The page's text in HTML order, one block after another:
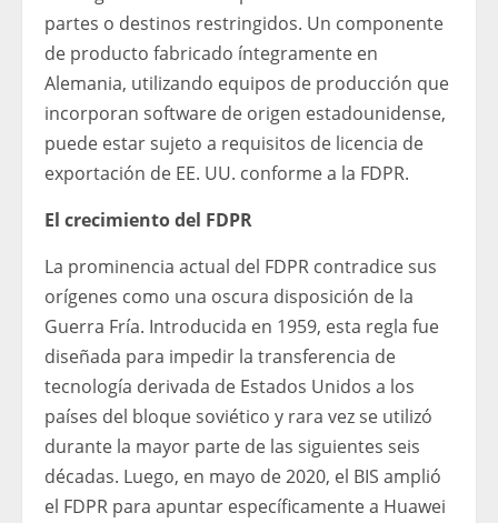
partes o destinos restringidos. Un componente
de producto fabricado íntegramente en
Alemania, utilizando equipos de producción que
incorporan software de origen estadounidense,
puede estar sujeto a requisitos de licencia de
exportación de EE. UU. conforme a la FDPR.
El crecimiento del FDPR
La prominencia actual del FDPR contradice sus
orígenes como una oscura disposición de la
Guerra Fría. Introducida en 1959, esta regla fue
diseñada para impedir la transferencia de
tecnología derivada de Estados Unidos a los
países del bloque soviético y rara vez se utilizó
durante la mayor parte de las siguientes seis
décadas. Luego, en mayo de 2020, el BIS amplió
el FDPR para apuntar específicamente a Huawei